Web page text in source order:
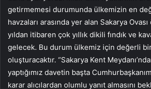
getirmemesi durumunda ülkemizin en
havzaları arasında yer alan Sakarya
yıldan itibaren çok yıllık dikili fındık ve
gelecek. Bu durum ülkemiz için değerli
oluşturacaktır. “Sakarya Kent
yaptığımız davetin başta
karar alıcılardan olumlu yanıt almasını